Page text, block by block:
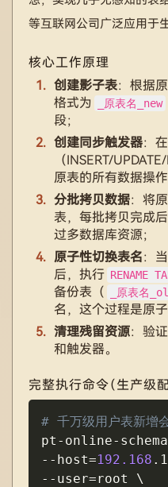
等互联网公司广泛应用于
核心工作原理
创建影子表：根据
格式为
_原表名_new
段；
创建同步触发器：
（INSERT/
原表的所有数据操
分批拷贝数据：将
表，每批拷贝完成
过多数据库资源；
原子性切换表名：
后，执行 RENAME
备份表（
_原表名
名，这个过程是原
清理残留资源：验
和触发器。
完整执行命令（生产级配
# 千万级用户表新增
pt-online-
--host=192.168
--user=root \